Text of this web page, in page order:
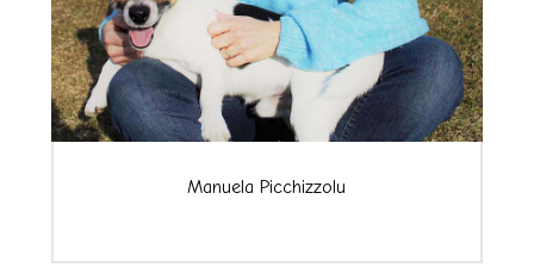
Manuela Picchizzolu